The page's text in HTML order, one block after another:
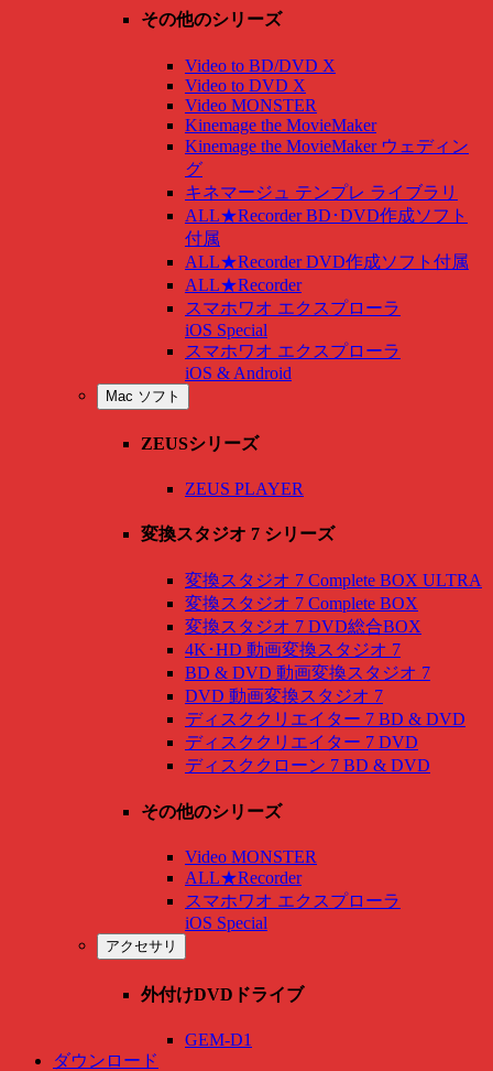
その他のシリーズ
Video to BD/DVD X
Video to DVD X
Video MONSTER
Kinemage the MovieMaker
Kinemage the MovieMaker ウェディン
グ
キネマージュ テンプレ ライブラリ
ALL★Recorder BD･DVD作成ソフト
付属
ALL★Recorder DVD作成ソフト付属
ALL★Recorder
スマホワオ エクスプローラ
iOS Special
スマホワオ エクスプローラ
iOS & Android
Mac ソフト
ZEUSシリーズ
ZEUS PLAYER
変換スタジオ 7 シリーズ
変換スタジオ 7 Complete BOX ULTRA
変換スタジオ 7 Complete BOX
変換スタジオ 7 DVD総合BOX
4K･HD 動画変換スタジオ 7
BD & DVD 動画変換スタジオ 7
DVD 動画変換スタジオ 7
ディスククリエイター 7 BD & DVD
ディスククリエイター 7 DVD
ディスククローン 7 BD & DVD
その他のシリーズ
Video MONSTER
ALL★Recorder
スマホワオ エクスプローラ
iOS Special
アクセサリ
外付けDVDドライブ
GEM-D1
ダウンロード